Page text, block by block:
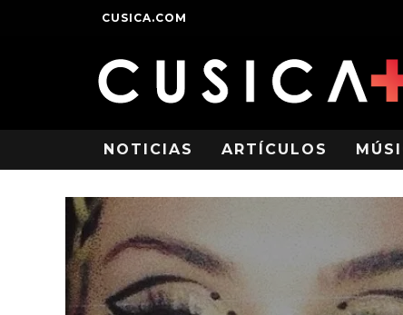
CUSICA.COM
NOTICIAS ARTÍCULOS